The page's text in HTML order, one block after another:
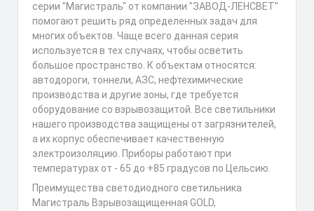
серии "Магистраль" от компании "ЗАВОД-ЛЕНСВЕТ"
помогают решить ряд определенных задач для
многих объектов. Чаще всего данная серия
используется в тех случаях, чтобы осветить
большое пространство. К объектам относятся:
автодороги, тоннели, АЗС, нефтехимические
производства и другие зоны, где требуется
оборудование со взрывозащитой. Все светильники
нашего производства защищены от загрязнителей,
а их корпус обеспечивает качественную
электроизоляцию. Приборы работают при
температурах от - 65 до +85 градусов по Цельсию.
Преимущества светодиодного светильника
Магистраль Взрывозащищенная GOLD,